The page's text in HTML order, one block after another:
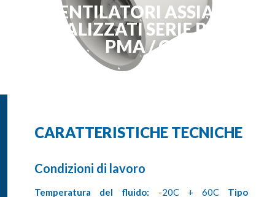
VENTILATORI ASSIALI
CANALIZZATI SERIE PMA E
PMA / C
CARATTERISTICHE TECNICHE
Condizioni di lavoro
Temperatura del fluido: -20C + 60C Tipo